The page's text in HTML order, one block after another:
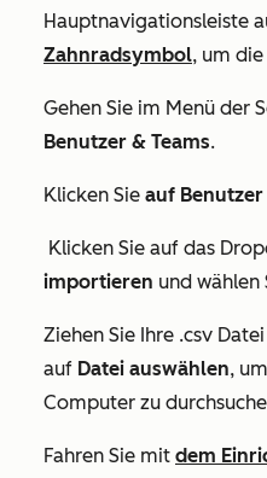
Hauptnavigationsleiste
Zahnradsymbol, um
Gehen Sie im Menü der
Benutzer & Teams.
Klicken Sie auf
Klicken Sie auf das
importieren und wählen
Ziehen Sie Ihre .csv
auf Datei auswählen,
Computer zu
Fahren Sie mit dem